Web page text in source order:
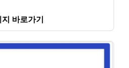
바로가기